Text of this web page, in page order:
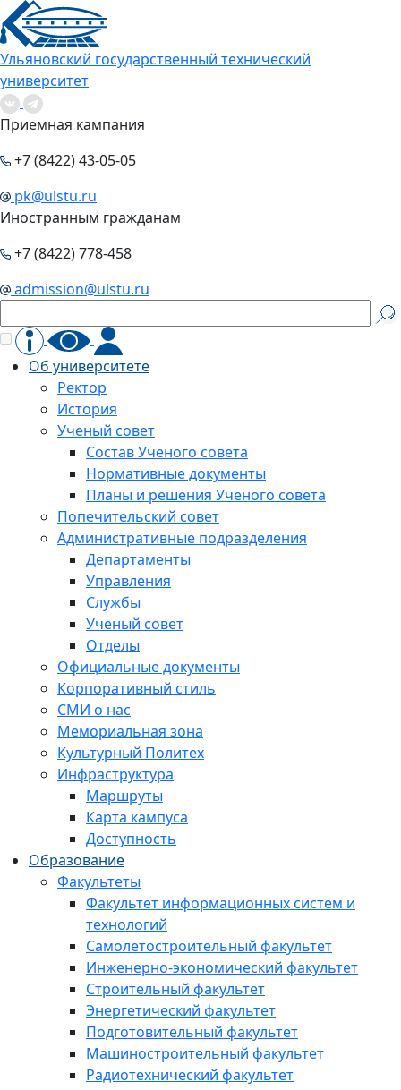
Ульяновский государственный технический
университет
Приемная кампания
+7 (8422) 43-05-05
pk@ulstu.ru
Иностранным гражданам
+7 (8422) 778-458
admission@ulstu.ru
Об университете
Ректор
История
Ученый совет
Состав Ученого совета
Нормативные документы
Планы и решения Ученого совета
Попечительский совет
Административные подразделения
Департаменты
Управления
Службы
Ученый совет
Отделы
Официальные документы
Корпоративный стиль
СМИ о нас
Мемориальная зона
Культурный Политех
Инфраструктура
Маршруты
Карта кампуса
Доступность
Образование
Факультеты
Факультет информационных систем и
технологий
Самолетостроительный факультет
Инженерно-экономический факультет
Строительный факультет
Энергетический факультет
Подготовительный факультет
Машиностроительный факультет
Радиотехнический факультет